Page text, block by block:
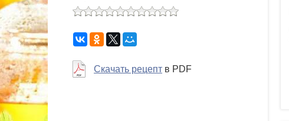
Скачать рецепт в PDF